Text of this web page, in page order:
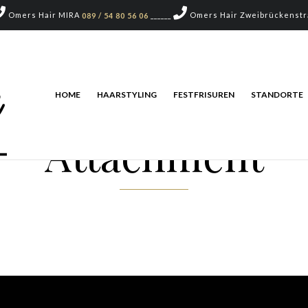
Omers Hair MIRA 089 / 54 80 56 06 Omers Hair
HOME HAARSTYLING FESTFRISUREN STANDORTE
Attachment